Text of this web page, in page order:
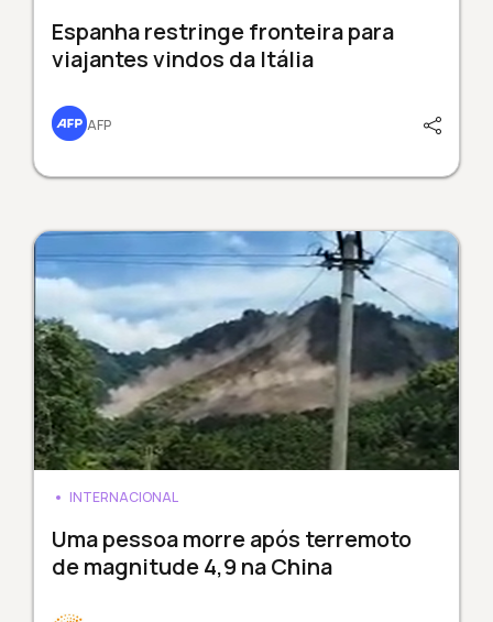
Espanha restringe fronteira para
viajantes vindos da Itália
AFP
INTERNACIONAL
Uma pessoa morre após terremoto
de magnitude 4,9 na China